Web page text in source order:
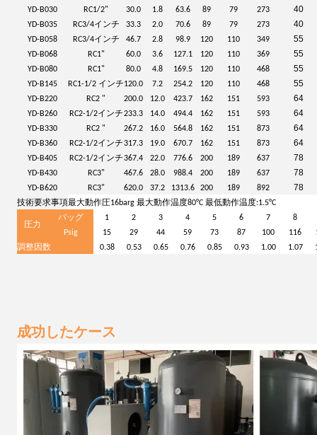
YD-B030 RC1/2" 30.0 1.8 63.6 89 79 273 40
YD-B035 RC3/4インチ 33.3 2.0 70.6 89 79 273 40
YD-B058 RC3/4インチ 46.7 2.8 98.9 120 110 349 55
YD-B068 RC1" 60.0 3.6 127.1 120 110 369 55
YD-B080 RC1" 80.0 4.8 169.5 120 110 468 55
YD-B145 RC1-1/2 インチ120.0 7.2 254.2 120 110 468 55
YD-B220 RC2 " 200.0 12.0 423.7 162 151 593 64
YD-B260 RC2-1/2インチ233.3 14.0 494.4 162 151 593 64
YD-B330 RC2 " 267.2 16.0 564.8 162 151 873 64
YD-B360 RC2-1/2インチ317.3 19.0 670.7 162 151 873 64
YD-B405 RC2-1/2インチ367.4 22.0 776.6 200 189 637 78
YD-B430 RC3" 467.6 28.0 988.4 200 189 637 78
YD-B620 RC3" 620.0 37.2 1313.6 200 189 892 78
技術要求事項最大動作圧16barg 最大動作温度80°C 最低動作温度:1.5°C
圧力
バッグ 1 2 3 4 5 6 7
8
Psig
15 29 44 59 73 87 100 116
調整因数
0.38 0.53 0.65 0.76 0.85 0.93 1.00 1.07
成功したケース